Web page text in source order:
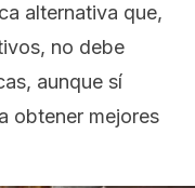
alternativa que,
no debe
aunque sí
obtener mejores